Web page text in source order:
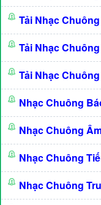
Tải Nhạc
Tải Nhạc
Tải Nhạc
Nhạc Chuông
Nhạc Chuông
Nhạc Chuông
Nhạc Chuông